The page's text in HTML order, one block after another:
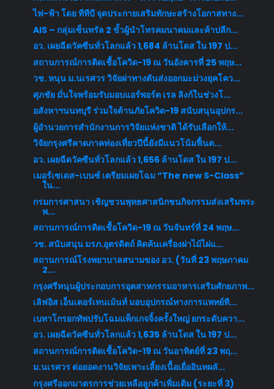
ไฟ-ฟ้า โดย ทีทีบี จุดประกายเสริมทักษะสร้างโอกาสทาง...
AIS – กลุ่มเซ็นทรัล 2 ขั้วผู้นำโทรคมนาคมและค้าปลีก...
อว. เผยฉีดวัคซีนทั่วโลกแล้ว 1,684 ล้านโดส ใน 197 ป...
สถานการณ์การติดเชื้อโควิด-19 ณ วันอังคารที่ 25 พฤษ...
วช. หนุน ม.นเรศวร วิจัยผ่าทางตันส่งออกมะม่วงยุคโคว...
ศุภชัย มั่นใจพร้อมรับมอบแอร์พอร์ต เรล ลิงก์ในช่วงโ...
อสังหาฯนนทบุรี ร่วมใจต้านภัยโควิด-19 สนับสนุนอุปกร...
ผู้อำนวยการสำนักงานการวิจัยแห่งชาติ ได้รับเลือกให้...
วิจัยกรุงศรีคาดภาคท่องเที่ยวปีนี้ยังมีแนวโน้มฟื้นต...
อว. เผยฉีดวัคซีนทั่วโลกแล้ว 1,656 ล้านโดส ใน 197 ป...
เมอร์เซเดส-เบนซ์ เตรียมเผยโฉม “The new S-Class”
ใน...
กรมการศาสนา เชิญชวนพุทธศาสนิกชนกิจกรรมส่งเสริมพระ
พ...
สถานการณ์การติดเชื้อโควิด-19 ณ วันจันทร์ที่ 24 พฤษ...
วช. สนับสนุน มรภ.อุตรดิตถ์ คิดค้นเครื่องผ่าไม้ไผ่แ...
สถานการณ์โรงพยาบาลสนามของ อว. (วันที่ 23 พฤษภาคม
2...
กรุงศรีหนุนผู้ประกอบการอุตสาหกรรมอาหารเสริมศักยภาพ...
เลิฟอิส เอ็นเตอร์เทนเม้นท์ มอบอุปกรณ์ทางการแพทย์ที...
เบทาโกรยกทัพปรับโฉมแพ็กเกจจิ้งครั้งใหญ่ ยกระดับควา...
อว. เผยฉีดวัคซีนทั่วโลกแล้ว 1,635 ล้านโดส ใน 197 ป...
สถานการณ์การติดเชื้อโควิด-19 ณ วันอาทิตย์ที่ 23 พฤ...
ม.นเรศวร ต่อยอดงานวิจัยเพาะเลี้ยงเนื้อเยื่ออินทผลั...
กรุงศรีออกมาตรการช่วยเหลือลูกค้าเพิ่มเติม (ระยะที่ 3)